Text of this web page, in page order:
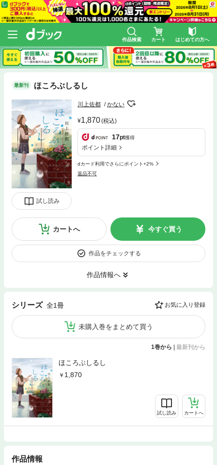
作品検索 カート はじめての方へ
最新刊 ほころぶしるし
試し読み
川上佐都 かない
1,870(税込)
17pt獲得
ポイント詳細
dカード利用でさらにポイント+2%
返品不可
カートへ 今すぐ買う
作品をチェックする
作品情報へ
シリーズ 全1冊 お気に入り登録
未購入巻をまとめて買う
1巻から | 最新刊から
ほころぶしるし
1,870
試し読み カートへ
作品情報